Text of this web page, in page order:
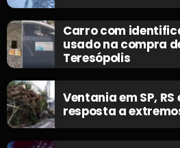
Carro com
usado na compra
Teresópolis
Ventania em SP,
resposta a